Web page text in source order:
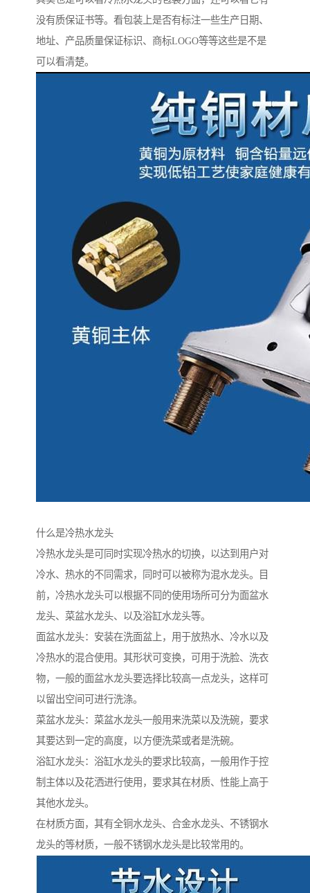
没有质保证书等。看包装上是否有标注一些生产日期、
地址、产品质量保证标识、商标LOGO等等这些是不是
可以看清楚。
什么是冷热水龙头
冷热水龙头是可同时实现冷热水的切换，以达到用户对
冷水、热水的不同需求，同时可以被称为混水龙头。目
前，冷热水龙头可以根据不同的使用场所可分为面盆水
龙头、菜盆水龙头、以及浴缸水龙头等。
面盆水龙头：安装在洗面盆上，用于放热水、冷水以及
冷热水的混合使用。其形状可变换，可用于洗脸、洗衣
物，一般的面盆水龙头要选择比较高一点龙头，这样可
以留出空间可进行洗涤。
菜盆水龙头：菜盆水龙头一般用来洗菜以及洗碗，要求
其要达到一定的高度，以方便洗菜或者是洗碗。
浴缸水龙头：浴缸水龙头的要求比较高，一般用作于控
制主体以及花洒进行使用，要求其在材质、性能上高于
其他水龙头。
在材质方面，其有全铜水龙头、合金水龙头、不锈钢水
龙头的等材质，一般不锈钢水龙头是比较常用的。